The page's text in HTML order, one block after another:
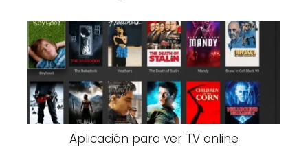
Aplicación para ver TV online